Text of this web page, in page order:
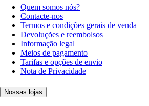
Quem somos nós?
Contacte-nos
Termos e condições gerais de venda
Devoluções e reembolsos
Informação legal
Meios de pagamento
Tarifas e opções de envio
Nota de Privacidade
Nossas lojas